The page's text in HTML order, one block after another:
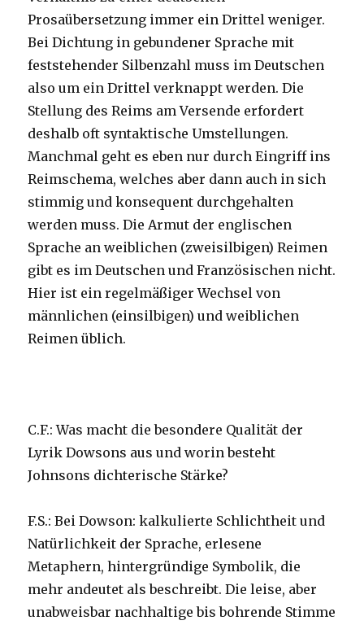
Prosaübersetzung immer ein Drittel weniger.
Bei Dichtung in gebundener Sprache mit
feststehender Silbenzahl muss im Deutschen
also um ein Drittel verknappt werden. Die
Stellung des Reims am Versende erfordert
deshalb oft syntaktische Umstellungen.
Manchmal geht es eben nur durch Eingriff ins
Reimschema, welches aber dann auch in sich
stimmig und konsequent durchgehalten
werden muss. Die Armut der englischen
Sprache an weiblichen (zweisilbigen) Reimen
gibt es im Deutschen und Französischen nicht.
Hier ist ein regelmäßiger Wechsel von
männlichen (einsilbigen) und weiblichen
Reimen üblich.
C.F.: Was macht die besondere Qualität der
Lyrik Dowsons aus und worin besteht
Johnsons dichterische Stärke?
F.S.: Bei Dowson: kalkulierte Schlichtheit und
Natürlichkeit der Sprache, erlesene
Metaphern, hintergründige Symbolik, die
mehr andeutet als beschreibt. Die leise, aber
unabweisbar nachhaltige bis bohrende Stimme